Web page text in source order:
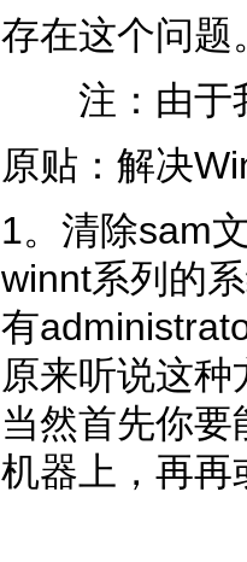
存在这个问题
注：由于我
原贴： 解决
1。清除sam
winnt系列的
有
原来听说这
当然首先你
机器上，再